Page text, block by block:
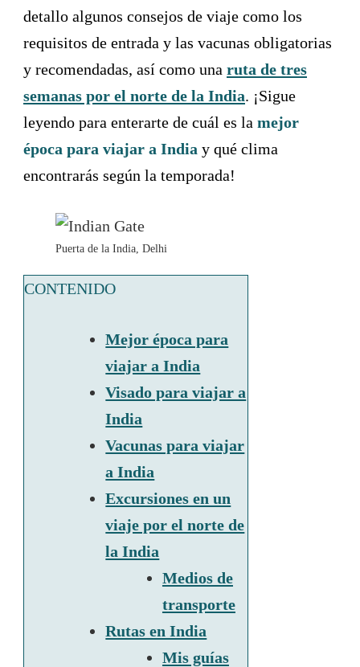
detallo algunos consejos de viaje como los
requisitos de entrada y las vacunas obligatorias
y recomendadas, así como una ruta de tres
semanas por el norte de la India. ¡Sigue
leyendo para enterarte de cuál es la mejor
época para viajar a India y qué clima
encontrarás según la temporada!
Puerta de la India, Delhi
CONTENIDO
Mejor época para
viajar a India
Visado para viajar a
India
Vacunas para viajar
a India
Excursiones en un
viaje por el norte de
la India
Medios de
transporte
Rutas en India
Mis guías